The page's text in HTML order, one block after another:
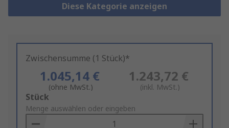
Diese Kategorie anzeigen
Zwischensumme (1 Stück)*
1.045,14 €
(ohne MwSt.)
1.243,72 €
(inkl. MwSt.)
Add
to
Basket
Stück
Menge auswählen oder eingeben